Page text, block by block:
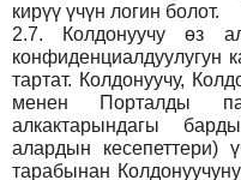
кирүү үчүн логин болот.
2.7.
Колдонуучу өз
конфиденциалдуулугун
тартат. Колдонуучу,
менен Порталды
алкактарындагы
алардын кесепеттери)
тарабынан